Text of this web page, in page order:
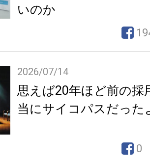
いのか
2026/07/14
思えば20年ほど前の採
当にサイコパスだった
0